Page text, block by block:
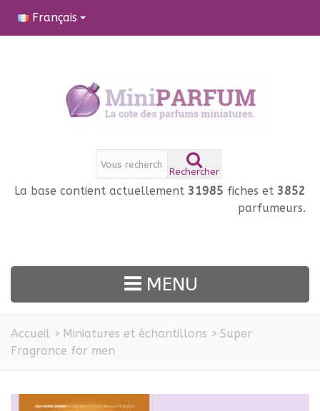
Français
Rechercher
La base contient actuellement 31985 fiches et 3852
parfumeurs.
MENU
Accueil > Miniatures et échantillons > Super
Fragrance for men